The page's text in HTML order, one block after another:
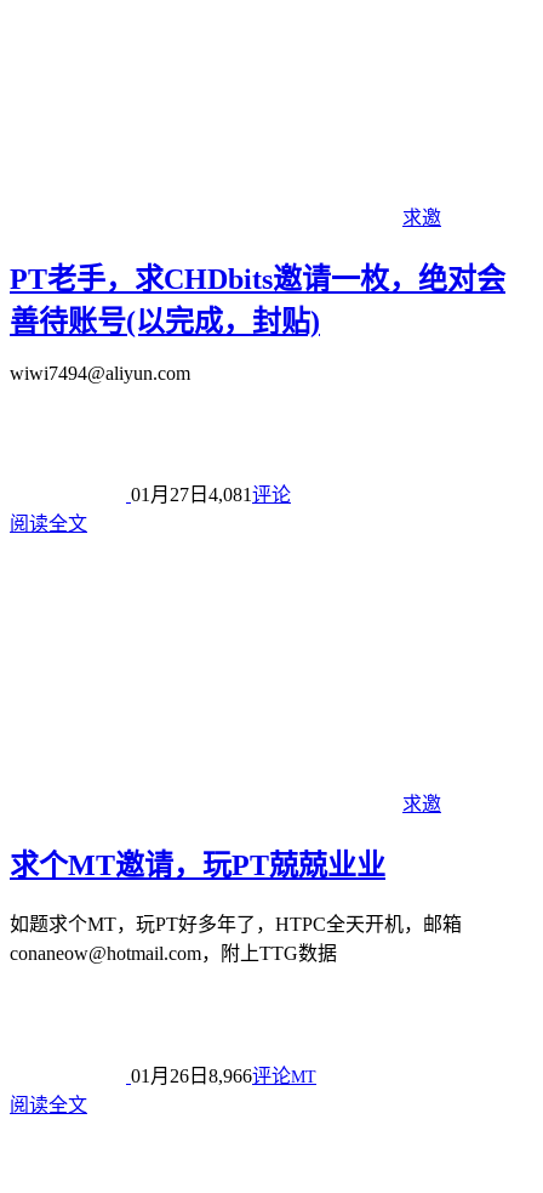
求邀
PT老手，求CHDbits邀请一枚，绝对会
善待账号(以完成，封贴)
wiwi7494@aliyun.com
01月27日 4,081评论
阅读全文
求邀
求个MT邀请，玩PT兢兢业业
如题求个MT，玩PT好多年了，HTPC全天开机，邮箱
conaneow@hotmail.com，附上TTG数据
01月26日 8,966评论MT
阅读全文